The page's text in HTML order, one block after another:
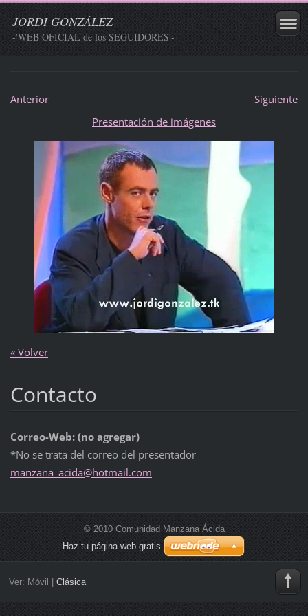
JORDI GONZÁLEZ
-'WEB OFICIAL de los SEGUIDORES'-
Anterior
Siguiente
Presentación de imágenes
« Volver
Contacto
Correo-Web: (no agregar)
*No se trata del correo del presentador
manzana_ acida@hotmail.com
© 2010 Comunidad Manzana Ácida
Haz tu página web gratis
Ver: Móvil Clásica